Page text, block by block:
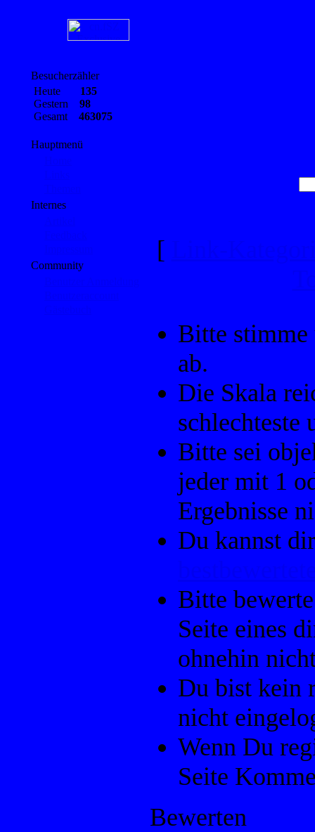
Besucherzähler
Heute 135
Gestern 98
Gesamt 463075
Hauptmenü
Internes
Community
[
Bitte
ab.
Die Skala
schlechteste
Bitte sei
jeder mit 1
Ergebnisse
Du kannst
Bitte
Seite eines
ohnehin
Du bist kein
nicht
Wenn Du
Seite
Bewerten